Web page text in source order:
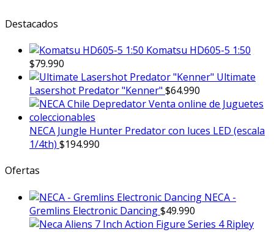
Destacados
Komatsu HD605-5 1:50
$79.990
Ultimate
Lasershot Predator "Kenner" $64.990
NECA Jungle Hunter Predator con luces LED (escala
1/4th) $194.990
Ofertas
NECA -
Gremlins Electronic Dancing$49.990